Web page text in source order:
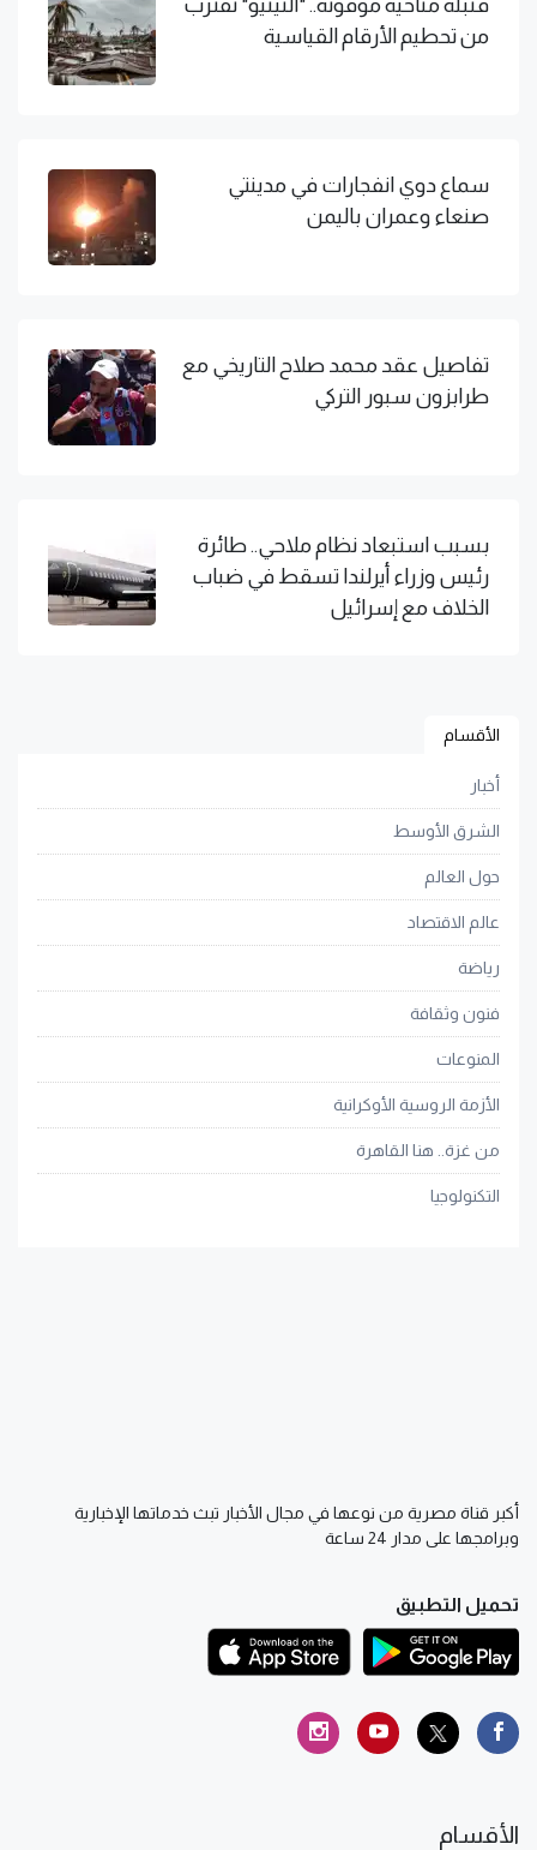
قنبلة مناخية موقوتة.. "النينيو" تقترب
من تحطيم الأرقام القياسية
سماع دوي انفجارات في مدينتي
صنعاء وعمران باليمن
تفاصيل عقد محمد صلاح التاريخي مع
طرابزون سبور التركي
بسبب استبعاد نظام ملاحي.. طائرة
رئيس وزراء أيرلندا تسقط في ضباب
الخلاف مع إسرائيل
الأقسام
أخبار
الشرق الأوسط
حول العالم
عالم الاقتصاد
رياضة
فنون وثقافة
المنوعات
الأزمة الروسية الأوكرانية
من غزة.. هنا القاهرة
التكنولوجيا
أكبر قناة مصرية من نوعها في مجال الأخبار تبث خدماتها الإخبارية
وبرامجها على مدار 24 ساعة
تحميل التطبيق
الأقسام